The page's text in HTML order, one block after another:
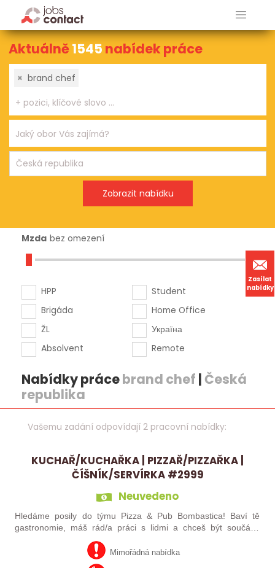
Zasílat
nabídky
Aktuálně1545 nabídek práce
× brand chef
Mzda bez omezení
HPP
Brigáda
ŽL
Absolvent
Student
Home Office
Україна
Remote
Nabídky prácebrand chef |Česká
republika
Vašemu zadání odpovídají 2 pracovní nabídky:
KUCHAŘ/KUCHAŘKA | PIZZAŘ/PIZZAŘKA |
ČÍŠNÍK/SERVÍRKA #2999
Neuvedeno
Hledáme posily do týmu Pizza & Pub Bombastica! Baví tě
gastronomie, máš rád/a práci s lidmi a chceš být součástí
týmu, kde se nehraje jen na „odpracovanou směnu“, ale na
společný výsledek? Do…Mimořádná nabídka